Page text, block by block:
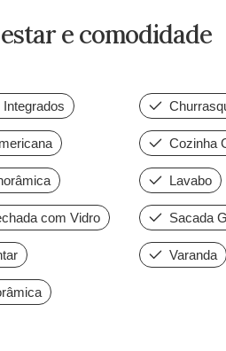
e comodidade
Cozinha
Lavabo
com Vidro Sacada
Varanda